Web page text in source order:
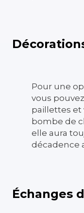
Pour une
vous
paillettes et
bombe de
elle aura
décadence
Échanges